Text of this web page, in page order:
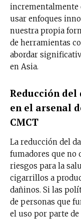
incrementalmente
usar enfoques
nuestra propia
de herramientas
abordar
en Asia.
Reducción
en el arsenal
CMCT
La reducción del
fumadores que no
riesgos para la
cigarrillos a
dañinos. Si las
de personas que
el uso por parte de